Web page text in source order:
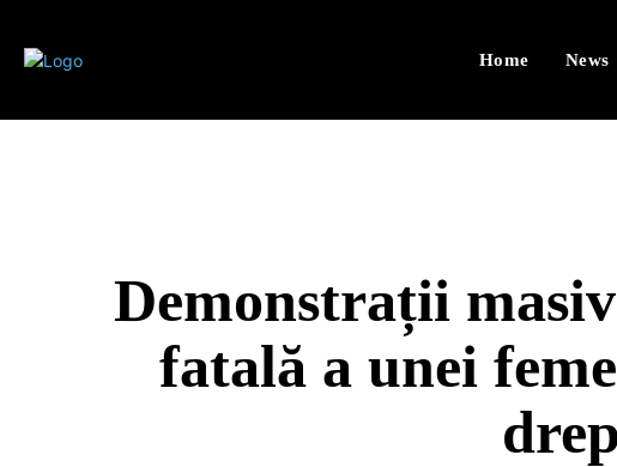
Home News
Demonstrații
fatală a unei